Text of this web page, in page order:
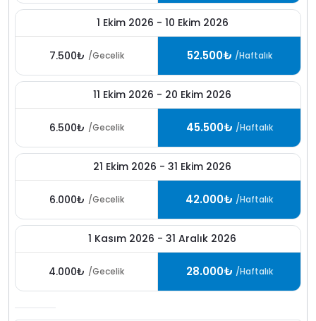
1 Ekim 2026 - 10 Ekim 2026
7.500₺ /Gecelik 52.500₺ /Haftalık
11 Ekim 2026 - 20 Ekim 2026
6.500₺ /Gecelik 45.500₺ /Haftalık
21 Ekim 2026 - 31 Ekim 2026
6.000₺ /Gecelik 42.000₺ /Haftalık
1 Kasım 2026 - 31 Aralık 2026
4.000₺ /Gecelik 28.000₺ /Haftalık